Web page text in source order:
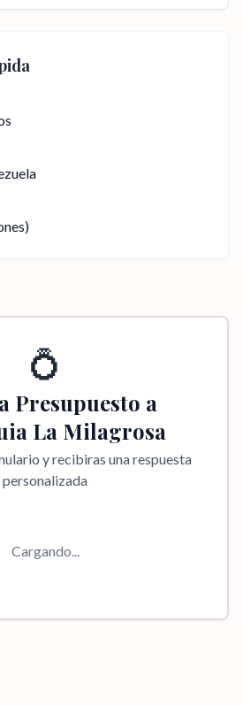
💍
Presupuesto a
La Milagrosa
y recibiras una respuesta
personalizada
Cargando...